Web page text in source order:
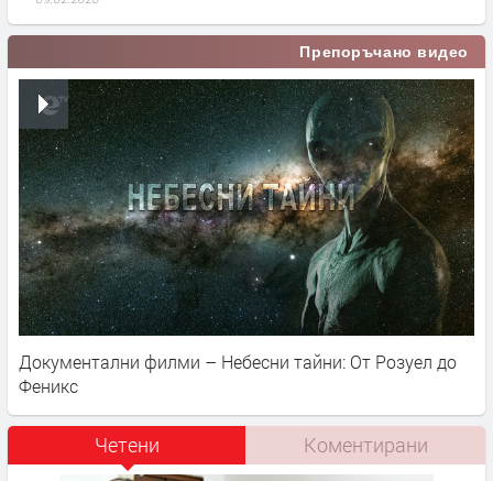
Препоръчано видео
Документални филми – Небесни тайни: От Розуел до
Феникс
Четени Коментирани